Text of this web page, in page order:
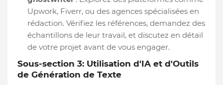
Upwork, Fiverr, ou des agences spécialisées en
rédaction. Vérifiez les références, demandez des
échantillons de leur travail, et discutez en détail
de votre projet avant de vous engager.
Sous-section 3: Utilisation d'IA et d'Outils
de Génération de Texte